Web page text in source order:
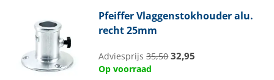
PfeifferVlaggenstokhouder alu.
recht 25mm
Adviesprijs35,50 32,95
Op voorraad